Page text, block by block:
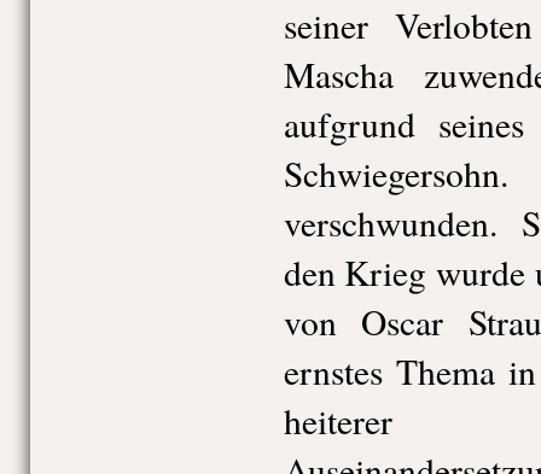
seiner
Mascha
aufgrund
verschwunden.
den Krieg wurde
von Oscar
ernstes Thema
heiterer